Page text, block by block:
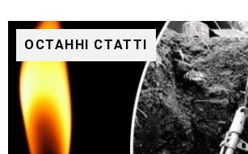
ОСТАННІ СТАТТІ